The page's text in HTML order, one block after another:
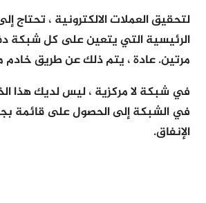
لتحقيق العملات الالكترونية ،
الرئيسية التي يتعين على كل شبكة
مرتين. عادة ، يتم ذلك عن طريق
في شبكة لا مركزية ، ليس لديك هذا
في الشبكة إلى الحصول على قائمة
الإنفاق.